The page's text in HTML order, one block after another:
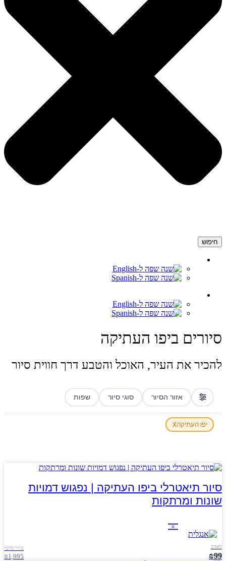
חיפוש
סיורים ביפו העתיקה
להכיר את העיר, האוכל והטבע דרך חווית סיור
אזור הסיור סוגי סיור שפות
יפו העתיקהx
סיור תיאטרלי ביפו העתיקה | נפגוש דמויות
שונות ומרתקות
לאדם
₪99
סיור פרטי
₪1,995